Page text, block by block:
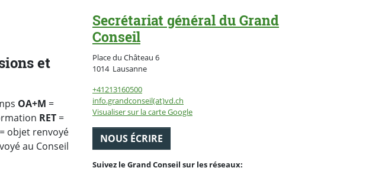
et
OA+M =
RET =
= objet renvoyé
au Conseil
Secrétariat général du Grand
Conseil
Place du Château 6
1014 LausanneSuisse
+41213160500
info.grandconseil(at)vd.ch
Visualiser sur la carte Google
NOUS ÉCRIRE
Suivez le Grand Conseil sur les réseaux: